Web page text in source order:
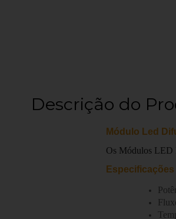
Descrição do
Módulo Led
Os Módulos LED